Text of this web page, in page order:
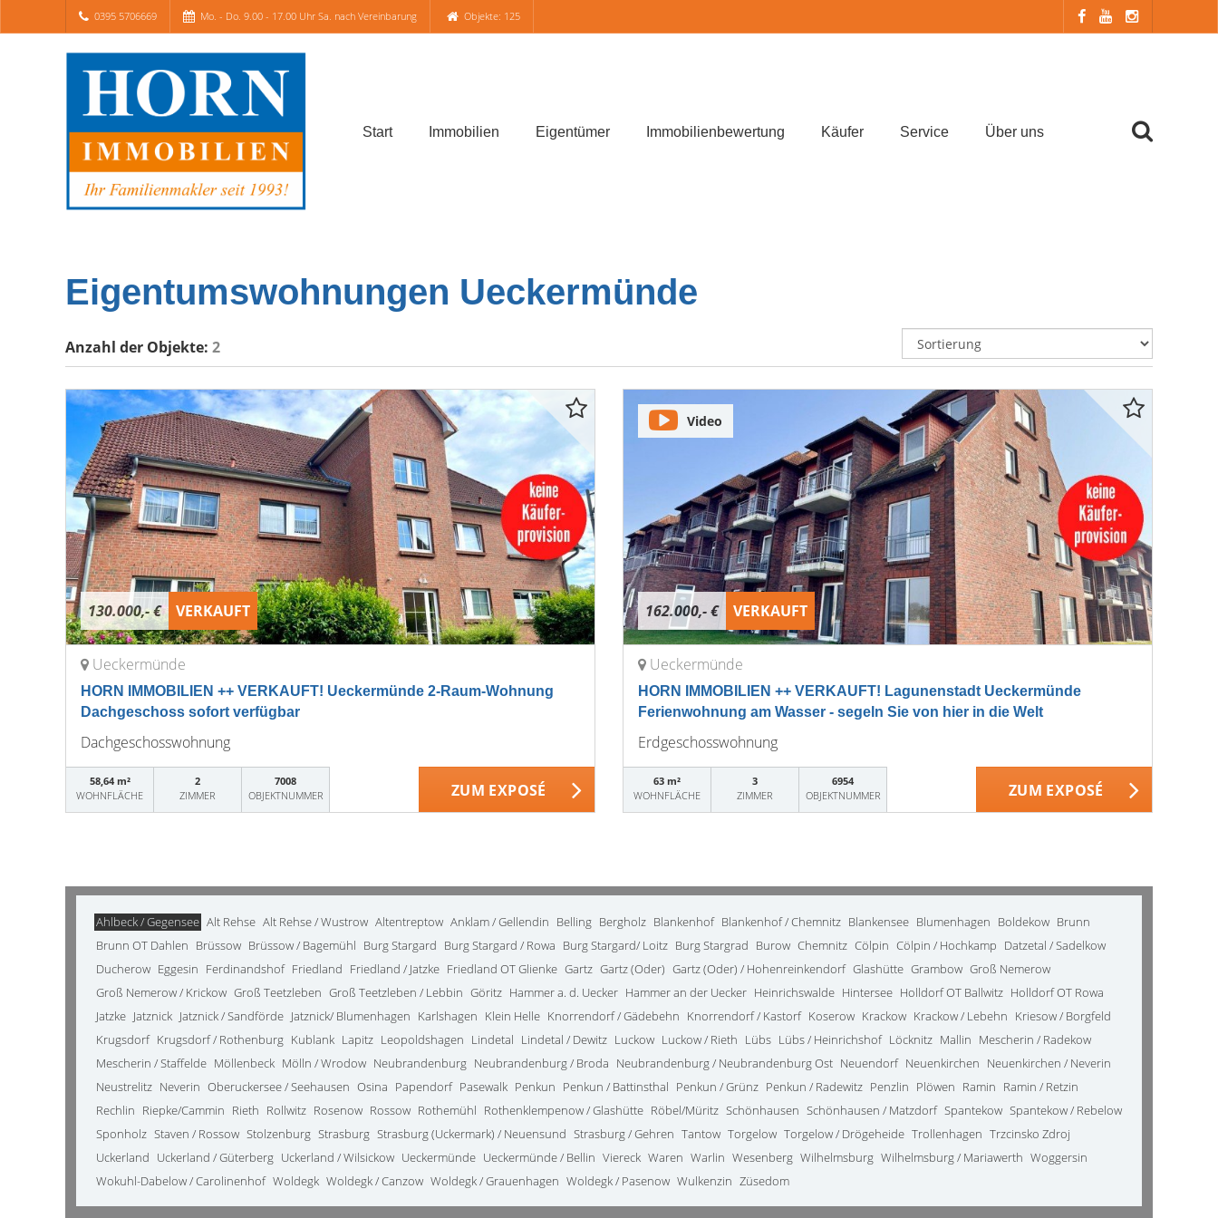
0395 5706669 Mo. - Do. 9.00 - 17.00 Uhr Sa. nach Vereinbarung Objekte: 125
Start Immobilien Eigentümer Immobilienbewertung Käufer Service Über uns
Eigentumswohnungen Ueckermünde
Anzahl der Objekte: 2
130.000,- € VERKAUFT
Ueckermünde
HORN IMMOBILIEN ++ VERKAUFT! Ueckermünde 2-Raum-Wohnung
Dachgeschoss sofort verfügbar
Dachgeschosswohnung
58,64 m²
WOHNFLÄCHE
2
ZIMMER
7008
OBJEKTNUMMER
ZUM EXPOSÉ
162.000,- € VERKAUFT
Video
Ueckermünde
HORN IMMOBILIEN ++ VERKAUFT! Lagunenstadt Ueckermünde
Ferienwohnung am Wasser - segeln Sie von hier in die Welt
Erdgeschosswohnung
63 m²
WOHNFLÄCHE
3
ZIMMER
6954
OBJEKTNUMMER
ZUM EXPOSÉ
Ahlbeck / Gegensee Alt Rehse Alt Rehse / Wustrow Altentreptow Anklam / Gellendin Belling Bergholz Blankenhof Blankenhof / Chemnitz Blankensee Blumenhagen Boldekow Brunn
Brunn OT Dahlen Brüssow Brüssow / Bagemühl Burg Stargard Burg Stargard / Rowa Burg Stargard/ Loitz Burg Stargrad Burow Chemnitz Cölpin Cölpin / Hochkamp Datzetal / Sadelkow
Ducherow Eggesin Ferdinandshof Friedland Friedland / Jatzke Friedland OT Glienke Gartz Gartz (Oder) Gartz (Oder) / Hohenreinkendorf Glashütte Grambow Groß Nemerow
Groß Nemerow / Krickow Groß Teetzleben Groß Teetzleben / Lebbin Göritz Hammer a. d. Uecker Hammer an der Uecker Heinrichswalde Hintersee Holldorf OT Ballwitz Holldorf OT Rowa
Jatzke Jatznick Jatznick / Sandförde Jatznick/ Blumenhagen Karlshagen Klein Helle Knorrendorf / Gädebehn Knorrendorf / Kastorf Koserow Krackow Krackow / Lebehn Kriesow / Borgfeld
Krugsdorf Krugsdorf / Rothenburg Kublank Lapitz Leopoldshagen Lindetal Lindetal / Dewitz Luckow Luckow / Rieth Lübs Lübs / Heinrichshof Löcknitz Mallin Mescherin / Radekow
Mescherin / Staffelde Möllenbeck Mölln / Wrodow Neubrandenburg Neubrandenburg / Broda Neubrandenburg / Neubrandenburg Ost Neuendorf Neuenkirchen Neuenkirchen / Neverin
Neustrelitz Neverin Oberuckersee / Seehausen Osina Papendorf Pasewalk Penkun Penkun / Battinsthal Penkun / Grünz Penkun / Radewitz Penzlin Plöwen Ramin Ramin / Retzin
Rechlin Riepke/Cammin Rieth Rollwitz Rosenow Rossow Rothemühl Rothenklempenow / Glashütte Röbel/Müritz Schönhausen Schönhausen / Matzdorf Spantekow Spantekow / Rebelow
Sponholz Staven / Rossow Stolzenburg Strasburg Strasburg (Uckermark) / Neuensund Strasburg / Gehren Tantow Torgelow Torgelow / Drögeheide Trollenhagen Trzcinsko Zdroj
Uckerland Uckerland / Güterberg Uckerland / Wilsickow Ueckermünde Ueckermünde / Bellin Viereck Waren Warlin Wesenberg Wilhelmsburg Wilhelmsburg / Mariawerth Woggersin
Wokuhl-Dabelow / Carolinenhof Woldegk Woldegk / Canzow Woldegk / Grauenhagen Woldegk / Pasenow Wulkenzin Züsedom